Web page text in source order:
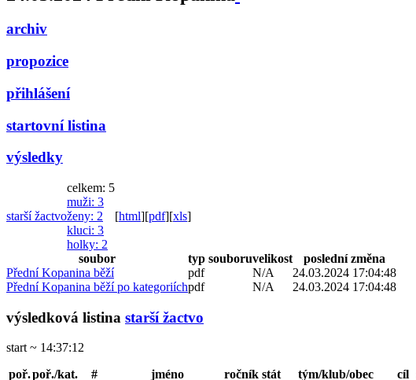
archiv
propozice
přihlášení
startovní listina
výsledky
starší žactvo
celkem: 5
muži: 3
ženy: 2
kluci: 3
holky: 2
[html][pdf][xls]
soubor typ souboruvelikost
poslední změna
Přední Kopanina běží
pdf N/A
24.03.2024 17:04:48
Přední Kopanina běží po kategoriíchpdf N/A 24.03.2024 17:04:48
výsledková listina starší žactvo
start ~ 14:37:12
poř.poř./kat. # jméno ročník stát tým/klub/obec cíl